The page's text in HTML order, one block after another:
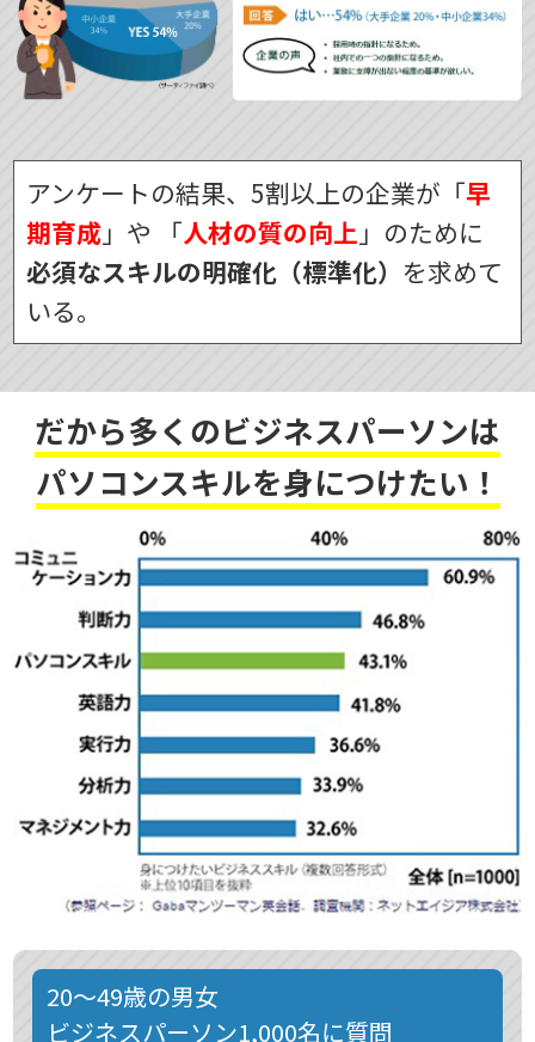
アンケートの結果、5割以上の企業が「早
期育成 」や 「人材の質の向上 」のために
必須なスキルの明確化（標準化） を求めて
いる。
だから多くのビジネスパーソンは
パソコンスキルを身につけたい！
20～49歳の男女
ビジネスパーソン1,000名に質問